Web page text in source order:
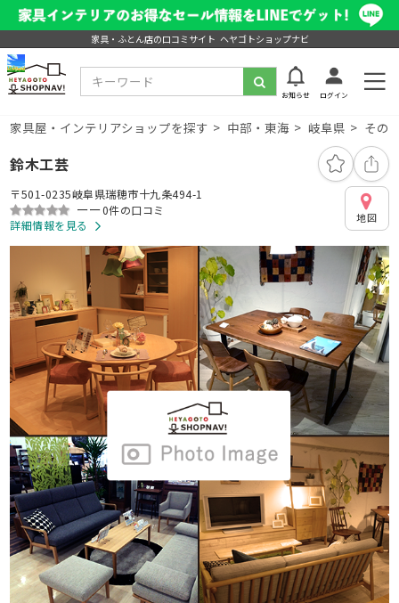
家具・ふとん店の口コミサイト ヘヤゴトショップナビ
お知らせ ログイン
家具屋・インテリアショップを探す 中部・東海 岐阜県 その
鈴木工芸
〒501-0235岐阜県瑞穂市十九条494-1
ーー0件の口コミ
詳細情報を見る
地図